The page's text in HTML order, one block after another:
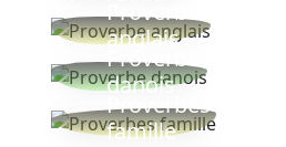
Proverbe
anglais
Proverbe
danois
Proverbes
famille